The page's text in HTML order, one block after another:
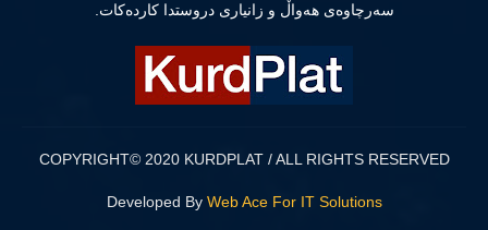
سەرچاوەی هەواڵ و زانیاری دروستدا كاردەكات.
COPYRIGHT© 2020 KURDPLAT / ALL RIGHTS RESERVED
Web Ace For IT Solutions
Developed By